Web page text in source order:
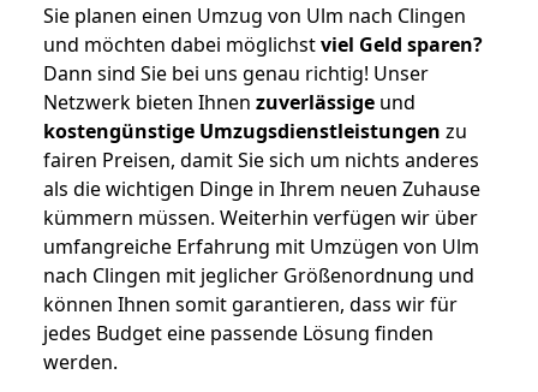
Sie planen einen Umzug von Ulm nach Clingen
und möchten dabei möglichstviel Geld sparen?
Dann sind Sie bei uns genau richtig! Unser
Netzwerk bieten Ihnen zuverlässige und
kostengünstige Umzugsdienstleistungen zu
fairen Preisen, damit Sie sich um nichts anderes
als die wichtigen Dinge in Ihrem neuen Zuhause
kümmern müssen. Weiterhin verfügen wir über
umfangreiche Erfahrung mit Umzügen von Ulm
nach Clingen mit jeglicher Größenordnung und
können Ihnen somit garantieren, dass wir für
jedes Budget eine passende Lösung finden
werden.